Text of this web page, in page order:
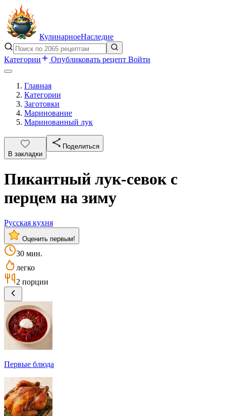
КулинарноеНаследие
Категории Опубликовать рецепт Войти
Главная
Категории
Заготовки
Маринование
Маринованный лук
В закладки
Поделиться
Пикантный лук-севок с
перцем на зиму
Русская кухня
Оценить первым!
30 мин.
легко
2 порции
Первые блюда